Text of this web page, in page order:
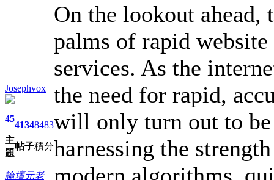
Josephvox
45
主
題
4134
帖子
8483
積分
論壇元老
On the lookout ahead,
palms of rapid
services. As the
the need for rapid,
will only turn out to
harnessing the